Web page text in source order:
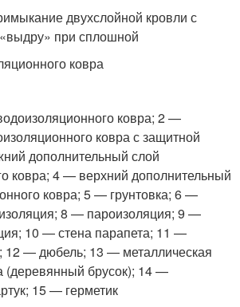
двухслойной кровли с
при сплошной
ковра
ковра; 2 —
ковра с защитной
дополнительный слой
ковра; 4 — верхний дополнительный
ковра; 5 — грунтовка; 6 —
8 — пароизоляция; 9 —
10 — стена парапета; 11 —
12 — дюбель; 13 — металлическая
(деревянный брусок); 14 —
15 — герметик